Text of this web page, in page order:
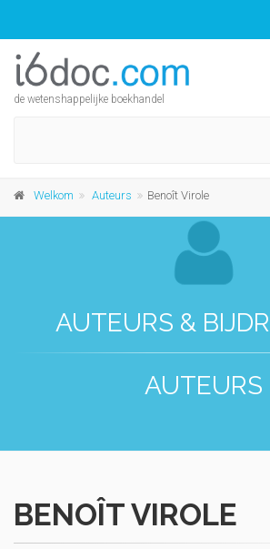
de wetenshappelijke boekhandel
Welkom Auteurs Benoît Virole
AUTEURS &
AUTEURS
BENOÎT VIROLE